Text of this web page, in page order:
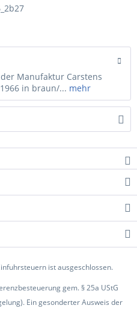
Manufaktur Carstens
in braun/... mehr
ist ausgeschlossen.
gem. § 25a UStG
Ein gesonderter Ausweis der